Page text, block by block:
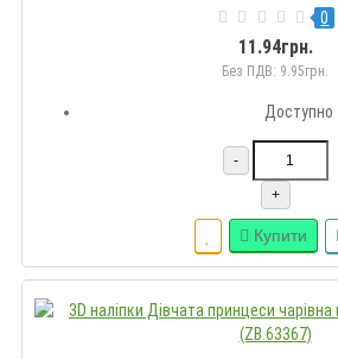
дозволить підібрати такі наклейки
Оздоблюйте гаджети, зошити,
0
11.94грн.
Без ПДВ: 9.95грн.
Доступно
-
+
Купити